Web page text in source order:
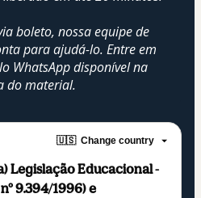
boleto, nossa equipe de
para ajudá-lo. Entre em
WhatsApp disponível na
do material.
🇺🇸 Change country
Legislação Educacional -
9.394/1996) e